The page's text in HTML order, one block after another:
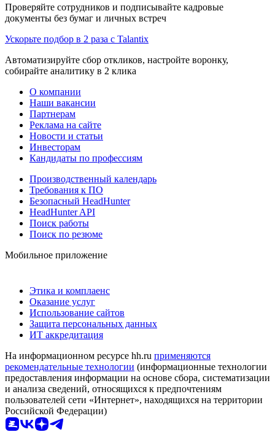
Проверяйте сотрудников и подписывайте кадровые
документы без бумаг и личных встреч
Ускорьте подбор в 2 раза с Talantix
Автоматизируйте сбор откликов, настройте воронку,
собирайте аналитику в 2 клика
О компании
Наши вакансии
Партнерам
Реклама на сайте
Новости и статьи
Инвесторам
Кандидаты по профессиям
Производственный календарь
Требования к ПО
Безопасный HeadHunter
HeadHunter API
Поиск работы
Поиск по резюме
Мобильное приложение
Этика и комплаенс
Оказание услуг
Использование сайтов
Защита персональных данных
ИТ аккредитация
На информационном ресурсе hh.ru применяются
рекомендательные технологии (информационные технологии
предоставления информации на основе сбора, систематизации
и анализа сведений, относящихся к предпочтениям
пользователей сети «Интернет», находящихся на территории
Российской Федерации)